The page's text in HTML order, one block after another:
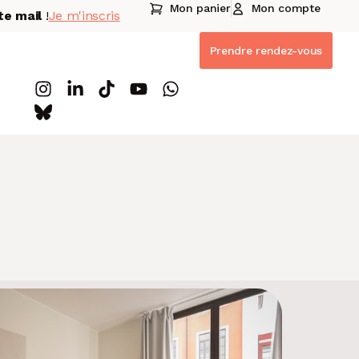
mail!Je m'inscris Mon panier Mon compte
Prendre rendez-vous